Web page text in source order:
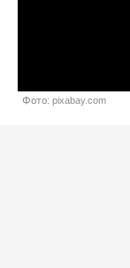
Фото: pixabay.com